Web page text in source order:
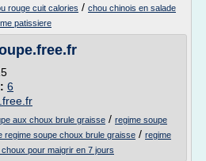
rouge cuit calories / chou chinois en salade
patissiere
6
aux choux brule graisse / regime soupe
regime soupe choux brule graisse / regime
pour maigrir en 7 jours